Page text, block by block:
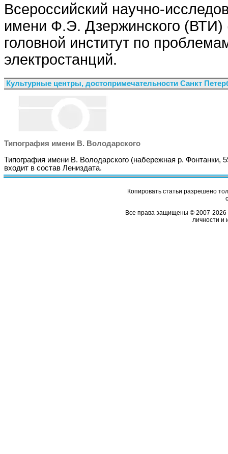
Всероссийский научно-
имени Ф.Э. Дзержинского (ВТИ)
головной институт по
электростанций.
Культурные центры, достопримечательности Санкт
Типография имени В. Володарского
Типография имени В. Володарского (набережная р. Фонтанки,
входит в состав Лениздата.
Копировать статьи разрешено
Все права защищены © 2007-2026
личности и